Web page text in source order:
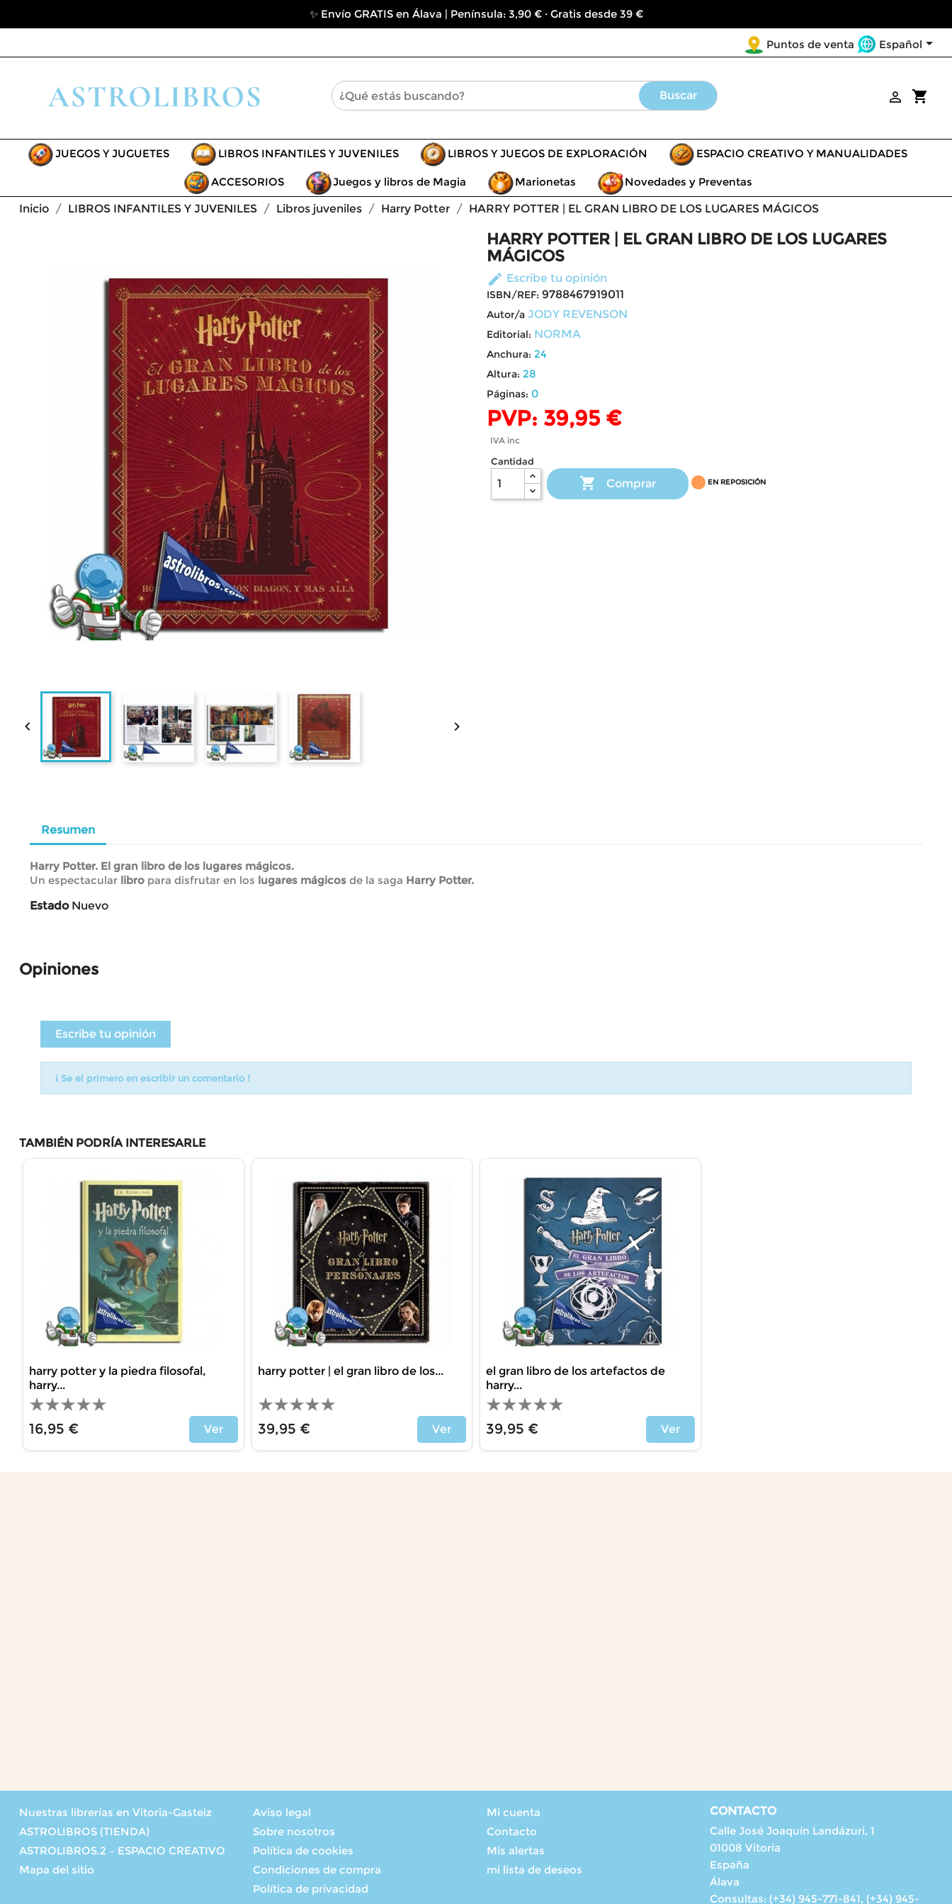
✨ Envío GRATIS en Álava | Península: 3,90 € · Gratis desde 39 €
Puntos de venta Español
Buscar shopping_cart

JUEGOS Y JUGUETES LIBROS INFANTILES Y JUVENILES LIBROS Y JUEGOS DE EXPLORACIÓN ESPACIO CREATIVO Y MANUALIDADES
ACCESORIOS Juegos y libros de Magia Marionetas
Novedades y Preventas
Inicio
LIBROS INFANTILES Y JUVENILES Libros juveniles Harry Potter HARRY POTTER | EL GRAN LIBRO DE LOS LUGARES MÁGICOS
 
HARRY POTTER | EL GRAN LIBRO DE LOS LUGARES
MÁGICOS
edit Escribe tu opinión
ISBN/REF: 9788467919011
Autor/a JODY REVENSON
Editorial: NORMA
Anchura: 24
Altura: 28
Páginas: 0
PVP: 39,95 €
IVA inc
Cantidad
 Comprar EN REPOSICIÓN
Resumen
Harry Potter. El gran libro de los lugares mágicos.
Un espectacular libro para disfrutar en los lugares mágicos de la saga Harry Potter.
Estado Nuevo
Opiniones
Escribe tu opinión
¡ Se el primero en escribir un comentario !
TAMBIÉN PODRÍA INTERESARLE
harry potter y la piedra filosofal,
harry...
16,95 € Ver
harry potter | el gran libro de los...
39,95 € Ver
el gran libro de los artefactos de
harry...
39,95 € Ver
Nuestras librerías en Vitoria-Gasteiz
ASTROLIBROS (TIENDA)
ASTROLIBROS.2 – ESPACIO CREATIVO
Mapa del sitio
Aviso legal
Sobre nosotros
Política de cookies
Condiciones de compra
Política de privacidad
Mi cuenta
Contacto
Mis alertas
mi lista de deseos
CONTACTO
Calle José Joaquín Landázuri, 1
01008 Vitoria
España
Álava
Consultas: (+34) 945-771-841, (+34) 945-